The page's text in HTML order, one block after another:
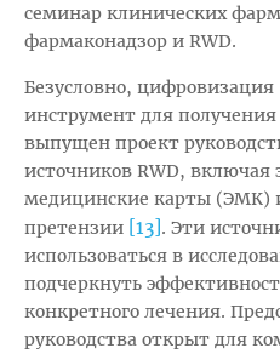
семинар клинических
фармаконадзор и RWD.
Безусловно,
инструмент для
выпущен проект
источников RWD, включая
медицинские карты (ЭМК)
претензии [13]. Эти
использоваться в
подчеркнуть
конкретного лечения.
руководства открыт для